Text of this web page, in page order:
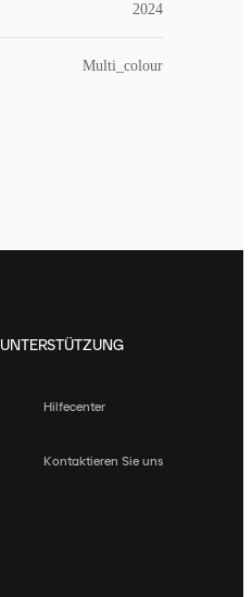
2024
Multi_colour
UNTERSTÜTZUNG
Hilfecenter
Kontaktieren Sie uns